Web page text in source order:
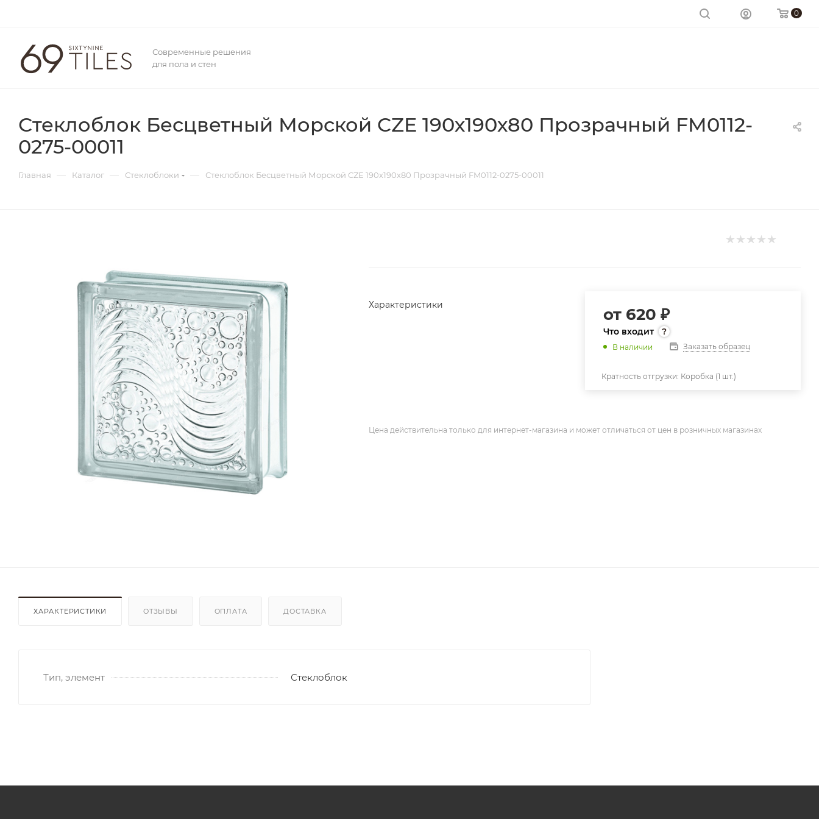
0
Современные решения
для пола и стен
Стеклоблок Бесцветный Морской CZE 190х190х80 Прозрачный FM0112-
0275-00011
Главная — Каталог — Стеклоблоки — Стеклоблок Бесцветный Морской CZE 190х190х80 Прозрачный FM0112-0275-00011
Характеристики от 620 ₽
Что входит
В наличии Заказать образец
Кратность отгрузки: Коробка (1 шт.)
Цена действительна только для интернет-магазина и может отличаться от цен в розничных магазинах
ХАРАКТЕРИСТИКИ ОТЗЫВЫ ОПЛАТА ДОСТАВКА
Тип, элемент Стеклоблок